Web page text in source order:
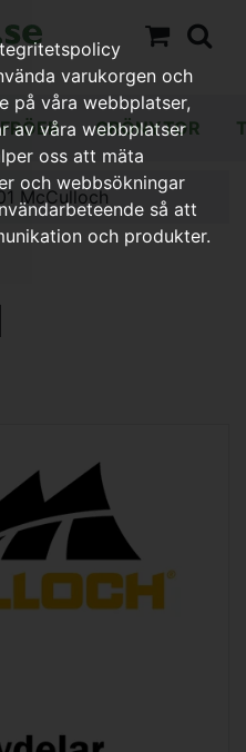
GRÖNYTOR
McCulloch
varukorgen och
på våra webbplatser,
av våra webbplatser
oss att mäta
och webbsökningar
så att
och produkter.